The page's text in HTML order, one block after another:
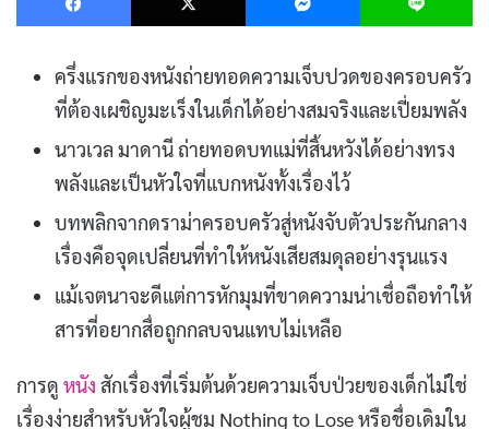
ครึ่งแรกของหนังถ่ายทอดความเจ็บปวดของครอบครัว
ที่ต้องเผชิญมะเร็งในเด็กได้อย่างสมจริงและเปี่ยมพลัง
นาวเวล มาดานี ถ่ายทอดบทแม่ที่สิ้นหวังได้อย่างทรง
พลังและเป็นหัวใจที่แบกหนังทั้งเรื่องไว้
บทพลิกจากดราม่าครอบครัวสู่หนังจับตัวประกันกลาง
เรื่องคือจุดเปลี่ยนที่ทำให้หนังเสียสมดุลอย่างรุนแรง
แม้เจตนาจะดีแต่การหักมุมที่ขาดความน่าเชื่อถือทำให้
สารที่อยากสื่อถูกกลบจนแทบไม่เหลือ
การดู หนัง สักเรื่องที่เริ่มต้นด้วยความเจ็บป่วยของเด็กไม่ใช่
เรื่องง่ายสำหรับหัวใจผู้ชม Nothing to Lose หรือชื่อเดิมใน